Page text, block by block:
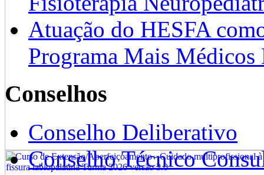
Atuação do HESFA
Programa Mais
Conselhos
Conselho Deliberativo
Conselho Técnico